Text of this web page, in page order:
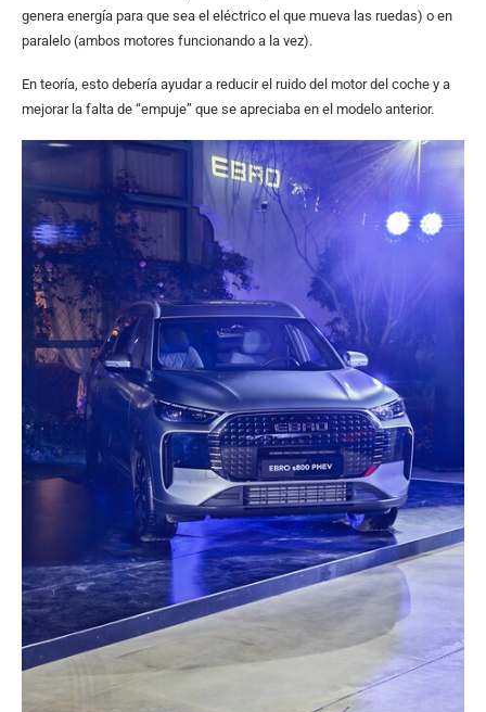
genera energía para que sea el eléctrico el que mueva las ruedas) o en
paralelo (ambos motores funcionando a la vez).
En teoría, esto debería ayudar a reducir el ruido del motor del coche y a
mejorar la falta de “empuje” que se apreciaba en el modelo anterior.